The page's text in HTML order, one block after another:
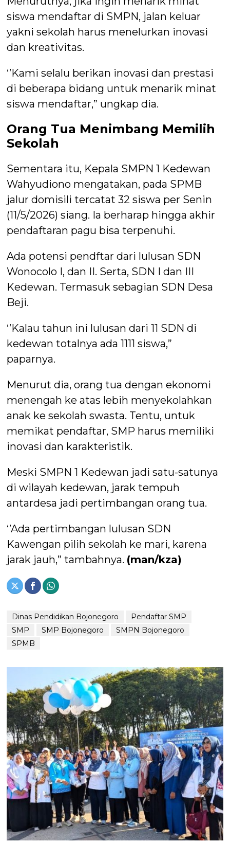
siswa mendaftar di SMPN, jalan keluar
yakni sekolah harus menelurkan inovasi
dan kreativitas.
‘’Kami selalu berikan inovasi dan prestasi
di beberapa bidang untuk menarik minat
siswa mendaftar,” ungkap dia.
Orang Tua Menimbang Memilih
Sekolah
Sementara itu, Kepala SMPN 1 Kedewan
Wahyudiono mengatakan, pada SPMB
jalur domisili tercatat 32 siswa per Senin
(11/5/2026) siang. Ia berharap hingga akhir
pendaftaran pagu bisa terpenuhi.
Ada potensi pendftar dari lulusan SDN
Wonocolo I, dan II. Serta, SDN I dan III
Kedewan. Termasuk sebagian SDN Desa
Beji.
‘’Kalau tahun ini lulusan dari 11 SDN di
kedewan totalnya ada 1111 siswa,”
paparnya.
Menurut dia, orang tua dengan ekonomi
menengah ke atas lebih menyekolahkan
anak ke sekolah swasta. Tentu, untuk
memikat pendaftar, SMP harus memiliki
inovasi dan karakteristik.
Meski SMPN 1 Kedewan jadi satu-satunya
di wilayah kedewan, jarak tempuh
antardesa jadi pertimbangan orang tua.
‘’Ada pertimbangan lulusan SDN
Kawengan pilih sekolah ke mari, karena
jarak jauh,” tambahnya. (man/kza)
Dinas Pendidikan Bojonegoro
Pendaftar SMP
SMP
SMP Bojonegoro
SMPN Bojonegoro
SPMB